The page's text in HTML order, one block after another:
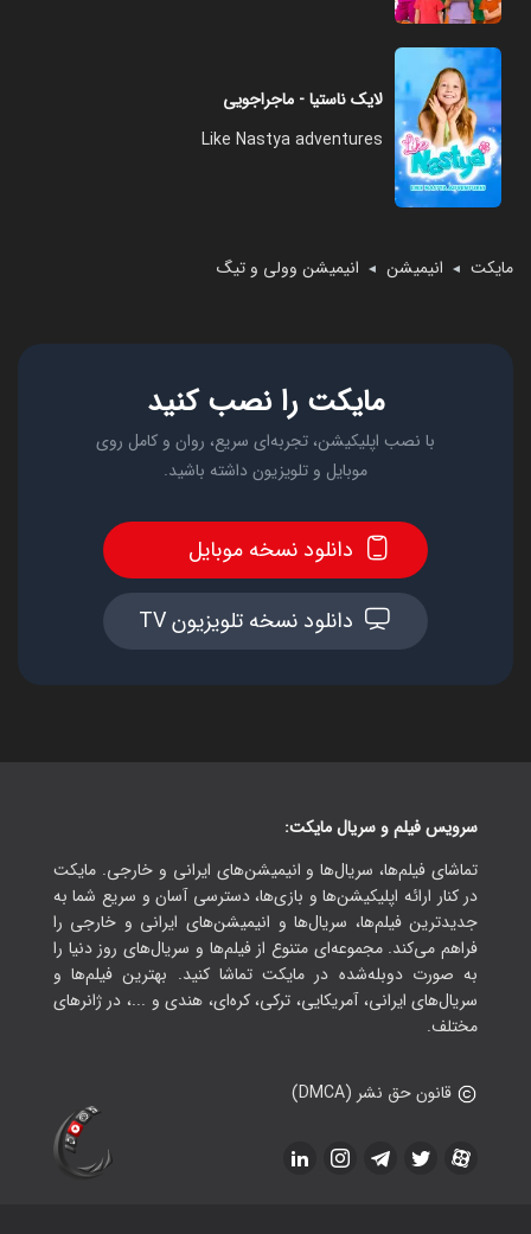
لایک ناستیا - ماجراجویی
Like Nastya adventures
مایکت ◄ انیمیشن ◄ انیمیشن وولی و تیگ
مایکت را نصب کنید
با نصب اپلیکیشن، تجربه‌ای سریع، روان و کامل روی
موبایل و تلویزیون داشته باشید.
دانلود نسخه موبایل
دانلود نسخه تلویزیون TV
سرویس فیلم و سریال مایکت:
تماشای فیلم‌ها، سریال‌ها و انیمیشن‌های ایرانی و خارجی. مایکت
در کنار ارائه اپلیکیشن‌ها و بازی‌ها، دسترسی آسان و سریع شما به
جدیدترین فیلم‌ها، سریال‌ها و انیمیشن‌های ایرانی و خارجی را
فراهم می‌کند. مجموعه‌ای متنوع از فیلم‌ها و سریال‌های روز دنیا را
به صورت دوبله‌شده در مایکت تماشا کنید. بهترین فیلم‌ها و
سریال‌های ایرانی، آمریکایی، ترکی، کره‌ای، هندی و ...، در ژانرهای
مختلف.
قانون حق نشر (DMCA)